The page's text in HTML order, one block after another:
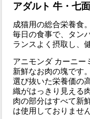
アダルト 牛・七
成猫用の総合栄養食。
毎日の食事で、タン
ランスよく摂取し、
アニモンダ カーニー
新鮮なお肉の塊です。
選び抜いた栄養価の
織がはっきり見える
肉の部分はすべて新
は使用しておりません